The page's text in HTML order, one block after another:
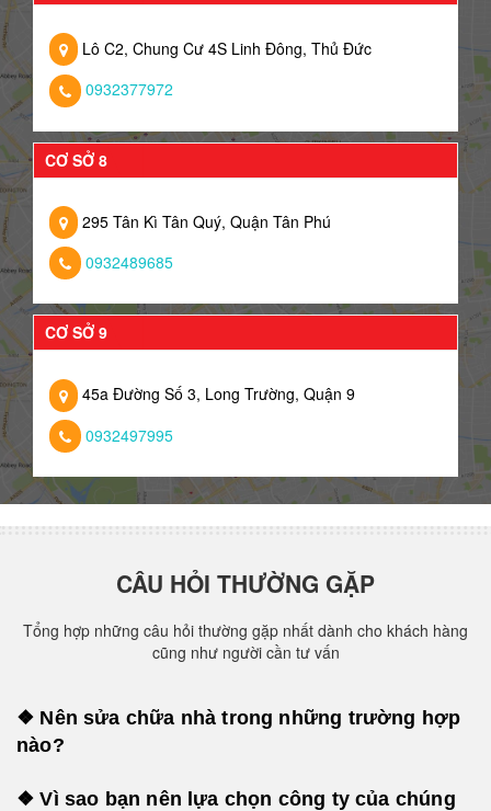
Lô C2, Chung Cư 4S Linh Đông, Thủ Đức
0932377972
CƠ SỞ 8
295 Tân Kì Tân Quý, Quận Tân Phú
0932489685
CƠ SỞ 9
45a Đường Số 3, Long Trường, Quận 9
0932497995
CÂU HỎI THƯỜNG GẶP
Tổng hợp những câu hỏi thường gặp nhất dành cho khách hàng
cũng như người cần tư vấn
❖ Nên sửa chữa nhà trong những trường hợp
nào?
❖ Vì sao bạn nên lựa chọn công ty của chúng